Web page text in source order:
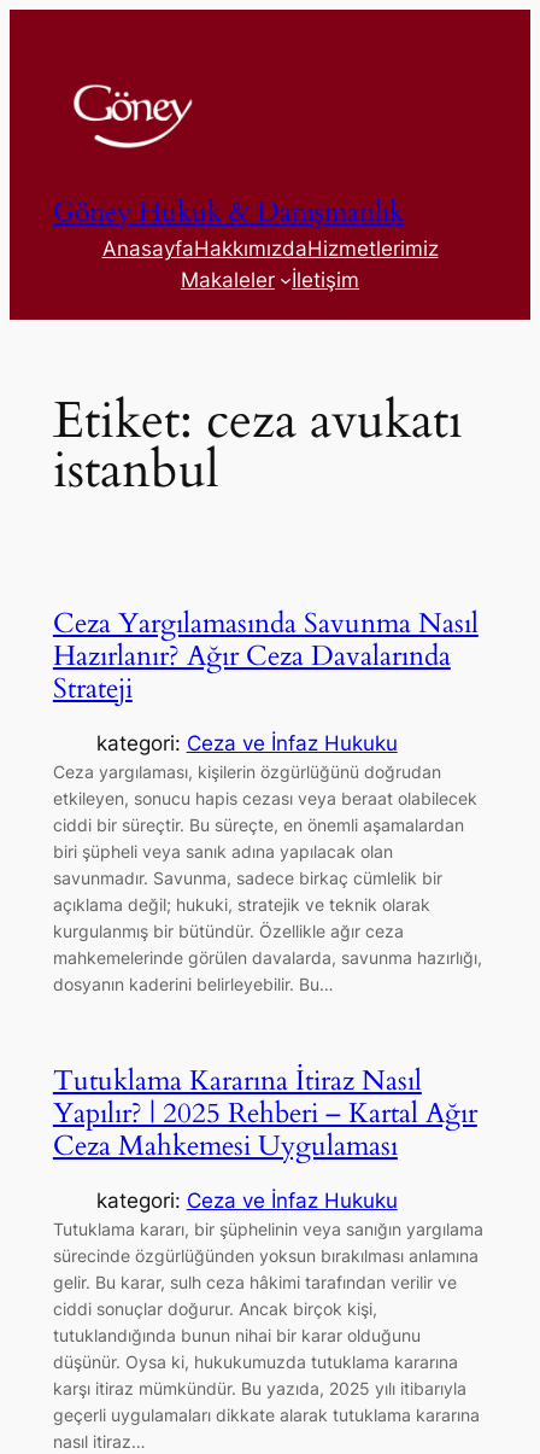
Göney Hukuk & Danışmanlık
AnasayfaHakkımızdaHizmetlerimiz
Makaleler
İletişim
Etiket: ceza avukatı
istanbul
Ceza Yargılamasında Savunma Nasıl
Hazırlanır? Ağır Ceza Davalarında
Strateji
kategori: Ceza ve İnfaz Hukuku
Ceza yargılaması, kişilerin özgürlüğünü doğrudan
etkileyen, sonucu hapis cezası veya beraat olabilecek
ciddi bir süreçtir. Bu süreçte, en önemli aşamalardan
biri şüpheli veya sanık adına yapılacak olan
savunmadır. Savunma, sadece birkaç cümlelik bir
açıklama değil; hukuki, stratejik ve teknik olarak
kurgulanmış bir bütündür. Özellikle ağır ceza
mahkemelerinde görülen davalarda, savunma hazırlığı,
dosyanın kaderini belirleyebilir. Bu…
Tutuklama Kararına İtiraz Nasıl
Yapılır? | 2025 Rehberi – Kartal Ağır
Ceza Mahkemesi Uygulaması
kategori: Ceza ve İnfaz Hukuku
Tutuklama kararı, bir şüphelinin veya sanığın yargılama
sürecinde özgürlüğünden yoksun bırakılması anlamına
gelir. Bu karar, sulh ceza hâkimi tarafından verilir ve
ciddi sonuçlar doğurur. Ancak birçok kişi,
tutuklandığında bunun nihai bir karar olduğunu
düşünür. Oysa ki, hukukumuzda tutuklama kararına
karşı itiraz mümkündür. Bu yazıda, 2025 yılı itibarıyla
geçerli uygulamaları dikkate alarak tutuklama kararına
nasıl itiraz…